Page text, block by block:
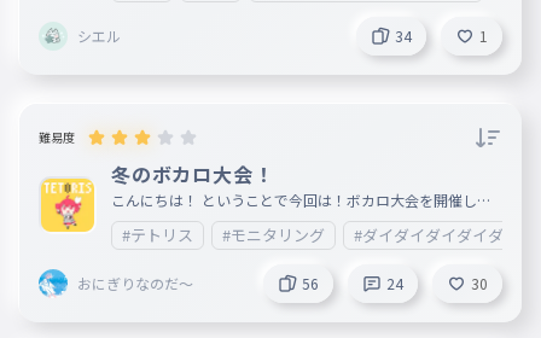
ないわ！って
しょうがいいたいいたいいたいもきかれないわって
039
当然の報いにクラっちゃった
とうぜんのむくいにクラっちゃった
人は鏡なんです
040
人は鏡なんです
ひとはかがみなんです
実のところ依存は両辺です
シエル 34 1
難易度
冬のボカロ大会！
こんにちは！ ということで今回は！ボカロ大会を開催しま
す！ ボカロのサビの歌詞Tyの大会です！ 2025年に流行った
ボカロのサビタイピングします！ 景品もあるので頑張って
ください！ ＿＿＿＿＿＿＿＿＿＿＿＿＿＿＿＿＿＿＿＿＿
＿＿＿＿＿＿＿＿＿＿＿＿＿＿＿＿＿＿＿＿＿＿＿＿＿＿＿
＿＿＿＿＿＿ 曲順 1.テトリス/柊マグネタイト 2.モニタリン
グ/DECO*27 3.ダイダイダイダイダイキライ/雨良 4.お返事
まだカナ💦❓おじさん構文😁❗️/吉本おじさん 5.いますぐすぐ
#テトリス #モニタリング #ダイダイダイダイダイキ
おにぎりなのだ～ 56 24 30